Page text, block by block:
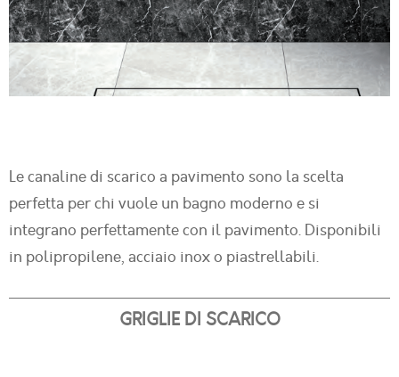
Le canaline di scarico a pavimento sono la scelta
perfetta per chi vuole un bagno moderno e si
integrano perfettamente con il pavimento. Disponibili
in polipropilene, acciaio inox o piastrellabili.
GRIGLIE DI SCARICO